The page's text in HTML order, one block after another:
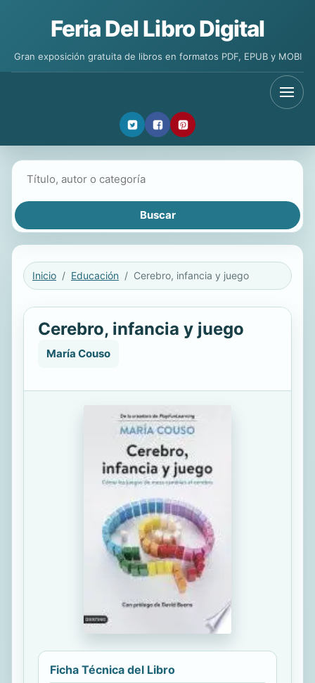
Feria Del Libro Digital
Gran exposición gratuita de libros en formatos PDF, EPUB y MOBI
Inicio Educación Cerebro, infancia y juego
Cerebro, infancia y juego
María Couso
Ficha Técnica del Libro